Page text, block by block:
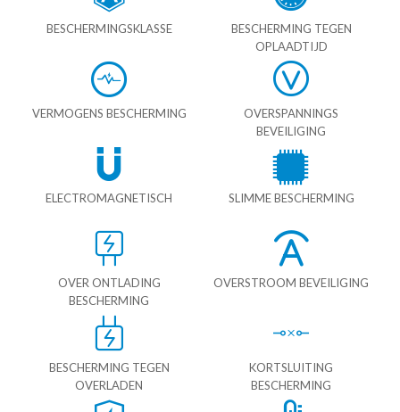
BESCHERMINGSKLASSE
BESCHERMING TEGEN
OPLAADTIJD
VERMOGENS BESCHERMING
OVERSPANNINGS
BEVEILIGING
ELECTROMAGNETISCH SLIMME BESCHERMING
OVER ONTLADING
BESCHERMING
OVERSTROOM BEVEILIGING
BESCHERMING TEGEN
OVERLADEN
KORTSLUITING
BESCHERMING